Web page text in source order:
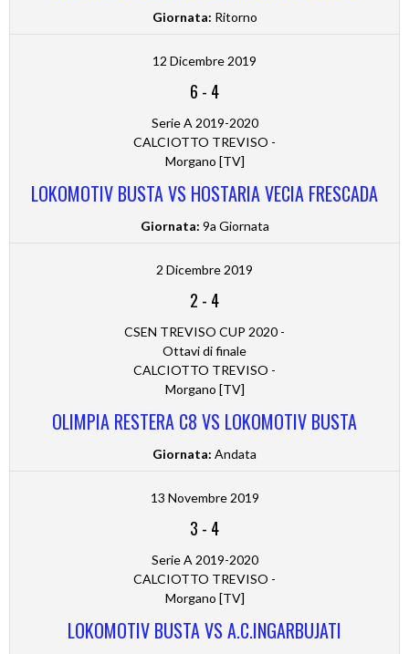
Giornata: Ritorno
12 Dicembre 2019
6 - 4
Serie A 2019-2020
CALCIOTTO TREVISO -
Morgano [TV]
LOKOMOTIV BUSTA VS HOSTARIA VECIA FRESCADA
Giornata: 9a Giornata
2 Dicembre 2019
2 - 4
CSEN TREVISO CUP 2020 -
Ottavi di finale
CALCIOTTO TREVISO -
Morgano [TV]
OLIMPIA RESTERA C8 VS LOKOMOTIV BUSTA
Giornata: Andata
13 Novembre 2019
3 - 4
Serie A 2019-2020
CALCIOTTO TREVISO -
Morgano [TV]
LOKOMOTIV BUSTA VS A.C.INGARBUJATI